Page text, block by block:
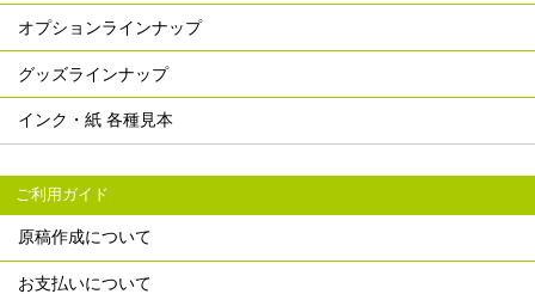
オプションラインナップ
グッズラインナップ
インク・紙 各種見本
ご利用ガイド
原稿作成について
お支払いについて